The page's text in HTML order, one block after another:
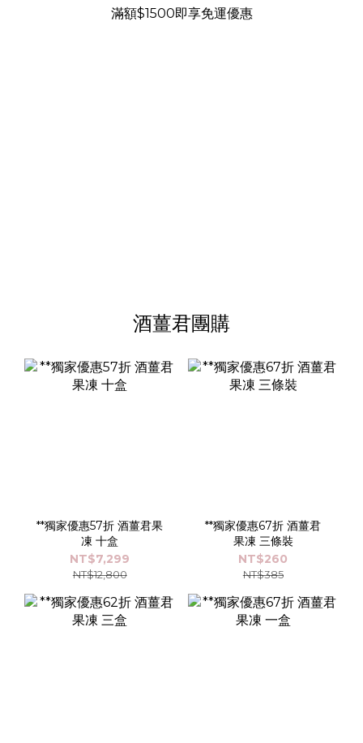
滿額$1500即享免運優惠
酒薑君團購
**獨家優惠57折 酒薑君果
凍 十盒
NT$7,299
NT$12,800
**獨家優惠67折 酒薑君
果凍 三條裝
NT$260
NT$385